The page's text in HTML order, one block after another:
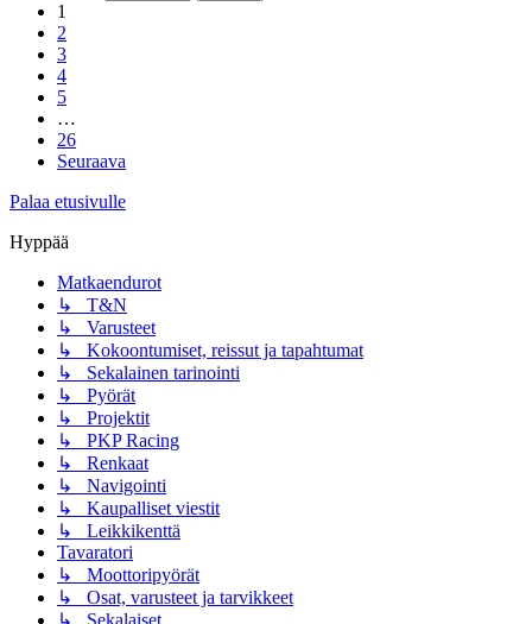
1
2
3
4
5
…
26
Seuraava
Palaa etusivulle
Hyppää
Matkaendurot
↳ T&N
↳ Varusteet
↳ Kokoontumiset, reissut ja tapahtumat
↳ Sekalainen tarinointi
↳ Pyörät
↳ Projektit
↳ PKP Racing
↳ Renkaat
↳ Navigointi
↳ Kaupalliset viestit
↳ Leikkikenttä
Tavaratori
↳ Moottoripyörät
↳ Osat, varusteet ja tarvikkeet